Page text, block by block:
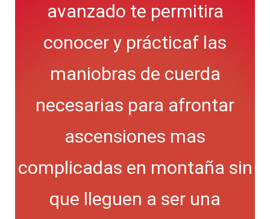
avanzado te permitira
conocer y prácticaf las
maniobras de cuerda
necesarias para afrontar
ascensiones mas
complicadas en montaña sin
que lleguen a ser una